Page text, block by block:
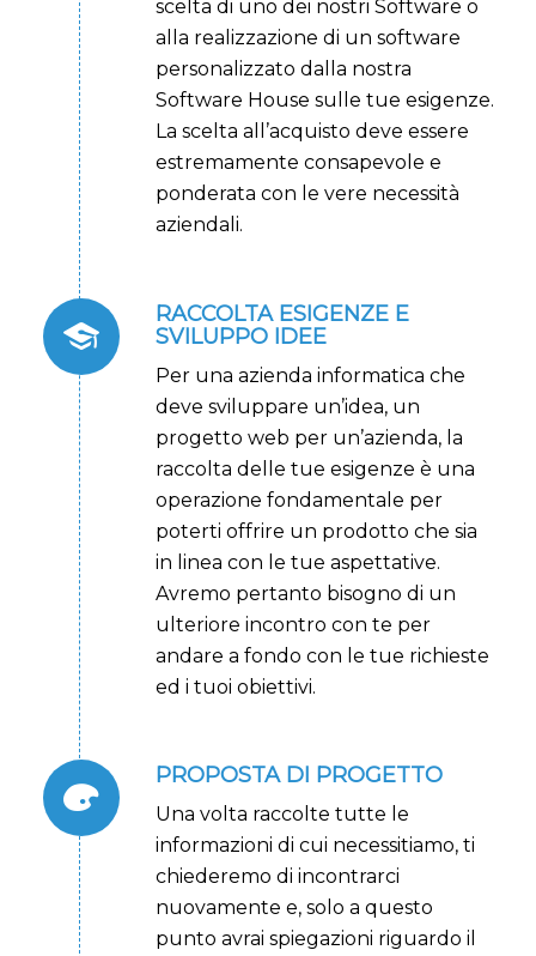
scelta di uno dei nostri Software o
alla realizzazione di un software
personalizzato dalla nostra
Software House sulle tue esigenze.
La scelta all’acquisto deve essere
estremamente consapevole e
ponderata con le vere necessità
aziendali.
RACCOLTA ESIGENZE E
SVILUPPO IDEE
Per una azienda informatica che
deve sviluppare un’idea, un
progetto web per un’azienda, la
raccolta delle tue esigenze è una
operazione fondamentale per
poterti offrire un prodotto che sia
in linea con le tue aspettative.
Avremo pertanto bisogno di un
ulteriore incontro con te per
andare a fondo con le tue richieste
ed i tuoi obiettivi.
PROPOSTA DI PROGETTO
Una volta raccolte tutte le
informazioni di cui necessitiamo, ti
chiederemo di incontrarci
nuovamente e, solo a questo
punto avrai spiegazioni riguardo il